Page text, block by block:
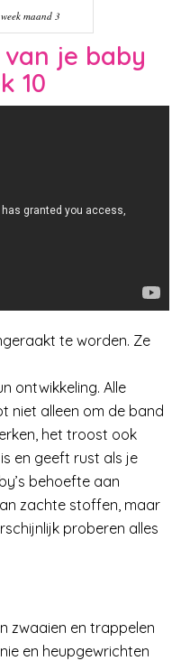
maand 3
je baby
10
te worden. Ze
ontwikkeling. Alle
niet alleen om de band
het troost ook
en geeft rust als je
behoefte aan
zachte stoffen, maar
proberen alles
zwaaien en trappelen
en heupgewrichten